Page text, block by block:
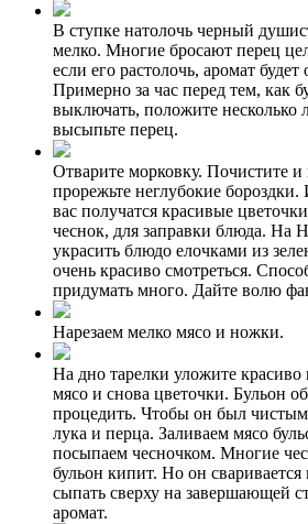
В ступке натолочь черный
мелко. Многие бросают перец
если его растолочь, аромат
Примерно за час перед тем, как
выключать, положите несколько
высыпьте перец.
Отварите морковку. Почистите
прорежьте неглубокие
вас получатся красивые
чеснок, для заправки блюда. На
украсить блюдо елочками из
очень красиво смотреться.
придумать много. Дайте волю
Нарезаем мелко мясо и ножки.
На дно тарелки уложите красиво
мясо и снова цветочки. Бульон
процедить. Чтобы он был чистым
лука и перца. Заливаем мясо
посыпаем чесночком. Многие
бульон кипит. Но он сваривается
сыпать сверху на завершающей
аромат.